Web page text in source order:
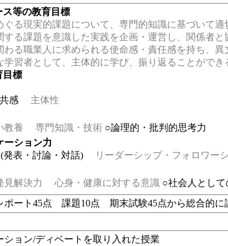
ス等の教育目標
る現実的課題について、専門的知識に基づいて適
る課題を意識した実践を企画・運営し、関係者と
る職業人に求められる使命感・責任感を持ち、異
習者として、主体的に学び、振り返ることができ
目標
感
主体性
教養
専門知識・技術 ○論理的・批判的思考力
ーション力
発表・討論・対話)
リーダーシップ・フォロワー
解決力
心身・健康に対する意識 ○社会人とし
ポート45点 課題10点 期末試験45点から総合的に
ション/ディベートを取り入れた授業